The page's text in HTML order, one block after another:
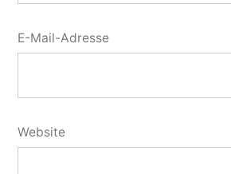
E-Mail-Adresse
Website